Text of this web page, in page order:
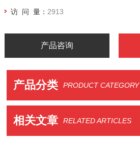
访 问 量： 2913
产品咨询
产品分类 PRODUCT CATEGORY
相关文章 RELATED ARTICLES